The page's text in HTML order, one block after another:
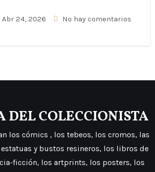
Abr 24, 2026 No hay comentarios
DEL COLECCIONISTA
los cómics , los tebeos, los cromos, las
y bustos resineros, los libros de
ficción, los artprints, los posters, los